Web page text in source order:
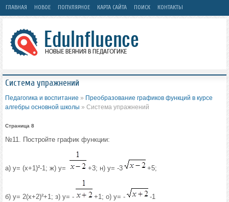
ГЛАВНАЯ НОВОЕ ПОПУЛЯРНОЕ КАРТА САЙТА ПОИСК КОНТАКТЫ
Система упражнений
Педагогика и воспитание » Преобразование графиков функций в курсе
алгебры основной школы » Система упражнений
Страница 8
№11. Постройте график функции:
а) у= (х+1)²-1; ж) у= +3; н) у= -3 +5;
б) у= 2(х+2)²+1; з) у= - +1; о) у= - -1